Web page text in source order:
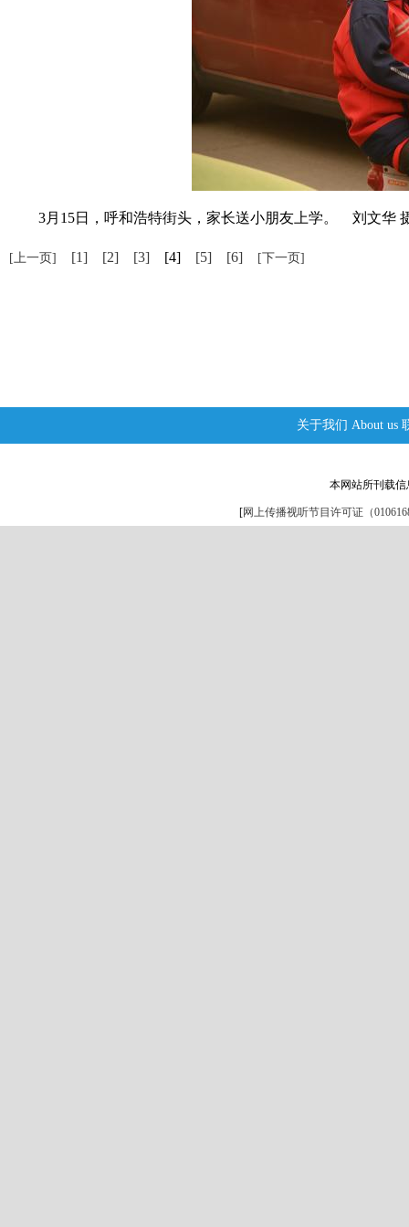
3月15日，呼和浩特街头，家长送小朋友上学。 刘文华
[上一页] [1] [2] [3] [4] [5] [6] [下一页]
关于我们 About us
本网站所刊载
[网上传播视听节目许可证（